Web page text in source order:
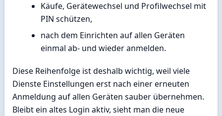
Käufe, Gerätewechsel und Profilwechsel mit
PIN schützen,
nach dem Einrichten auf allen Geräten
einmal ab- und wieder anmelden.
Diese Reihenfolge ist deshalb wichtig, weil viele
Dienste Einstellungen erst nach einer erneuten
Anmeldung auf allen Geräten sauber übernehmen.
Bleibt ein altes Login aktiv, sieht man die neue